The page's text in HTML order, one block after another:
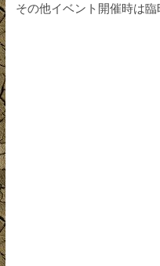
その他イベント開催時は